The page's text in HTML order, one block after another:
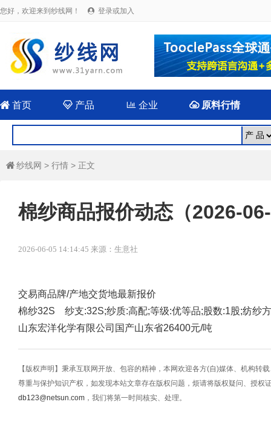
您好，欢迎来到纱线网！  登录或加入
 首页  产品 企业 原料行情
 纱线网 > 行情 > 正文
棉纱商品报价动态（2026-
2026-06-05 14:14:45 来源：生意社
交易商品牌/产地交货地最新报价
棉纱32S 纱支:32S;纱质:高配;等级:优等品;股数:1股;纺纱
山东宏洋化学有限公司 国产山东省26400元/吨
【版权声明】秉承互联网开放、包容的精神，本网欢迎各方(自)媒体、机构转
尊重与保护知识产权，如发现本站文章存在版权问题，烦请将版权疑问、授权
db123@netsun.com ，我们将第一时间核实、处理。